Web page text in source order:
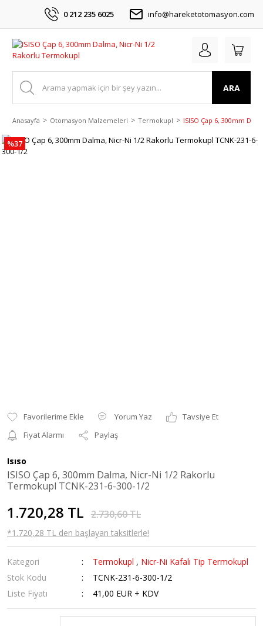
0 212 235 6025 info@hareketotomasyon.com
ARA
Anasayfa Otomasyon Malzemeleri Termokupl ISISO Çap 6, 300mm
%37
Yorum Yaz
Tavsiye Et
Fiyat Alarmı
Paylaş
Isıso
ISISO Çap 6, 300mm Dalma, Nicr-Ni 1/2 Rakorlu
Termokupl TCNK-231-6-300-1/2
1.720,28 TL 2.730,60 TL
*1.720,28 TL den başlayan taksitlerle!
Kategori Termokupl , Nicr-Ni Kafalı Tip Termokupl
Stok Kodu
TCNK-231-6-300-1/2
Liste Fiyatı
41,00 EUR + KDV